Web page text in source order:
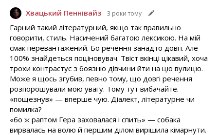
Хвацький Пеннівайз 3 роки тому
Гарний такий літературний, якщо так правильно
говорити, стиль. Насичений багатою лексикою. На мій
смак перевантажений. Бо речення занадто довгі. Але
100% знайдеться поціновувач. Твіст вкінці цікавий, хоча
трохи контрастує з боязню дівчини йти на цю вулицю.
Може я щось згубив, певно тому, що довгі речення
розпорошували мою увагу. Тому тут вибачайте.
«пощезнув» — вперше чую. Діалект, літературне чи
помилка?
«бо ж раптом Гера заховалася і спить» — собака
вирвалась на волю й першим ділом вирішила кімарнути.